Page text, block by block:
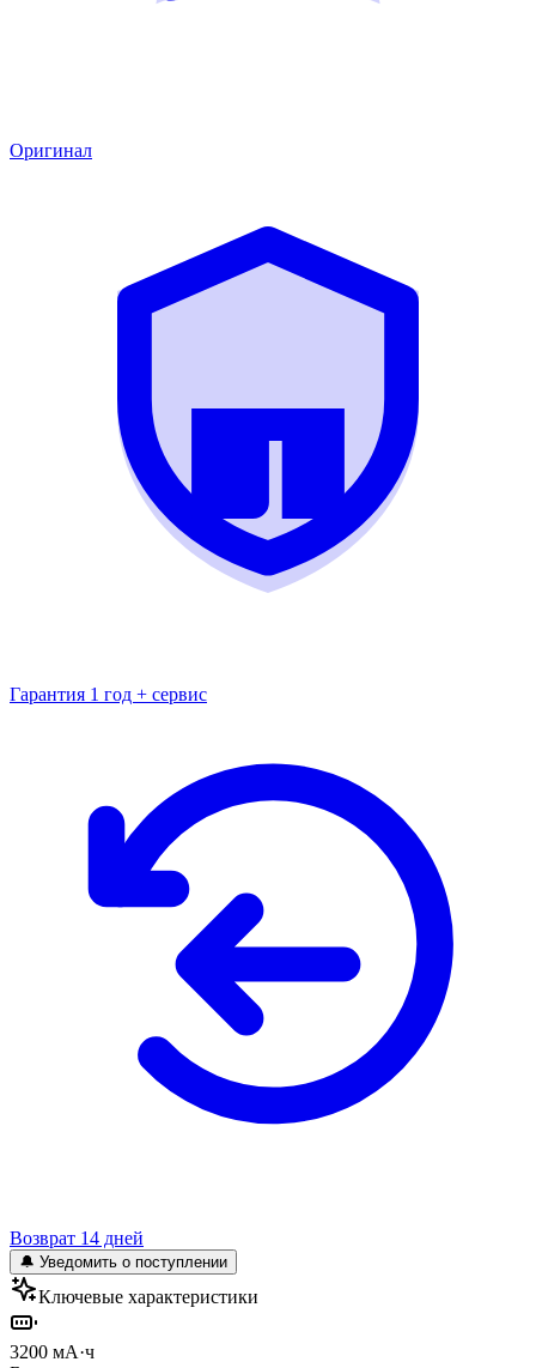
Оригинал
Гарантия 1 год + сервис
Возврат 14 дней
🔔 Уведомить о поступлении
Ключевые характеристики
3200 мА·ч